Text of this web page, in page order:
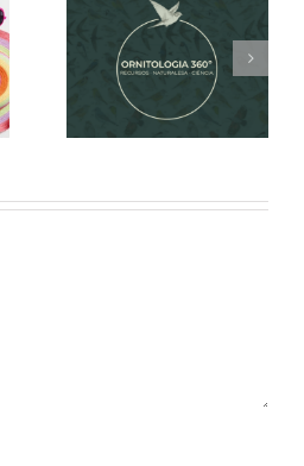
Ornitologia
360º